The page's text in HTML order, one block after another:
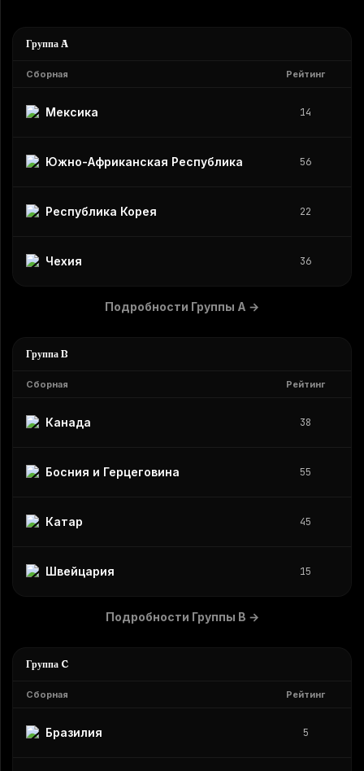
Группа A
Сборная Рейтинг
Мексика 14
Южно-Африканская Республика 56
Республика Корея 22
Чехия 36
Подробности Группы A →
Группа B
Сборная Рейтинг
Канада 38
Босния и Герцеговина 55
Катар 45
Швейцария 15
Подробности Группы B →
Группа C
Сборная Рейтинг
Бразилия 5